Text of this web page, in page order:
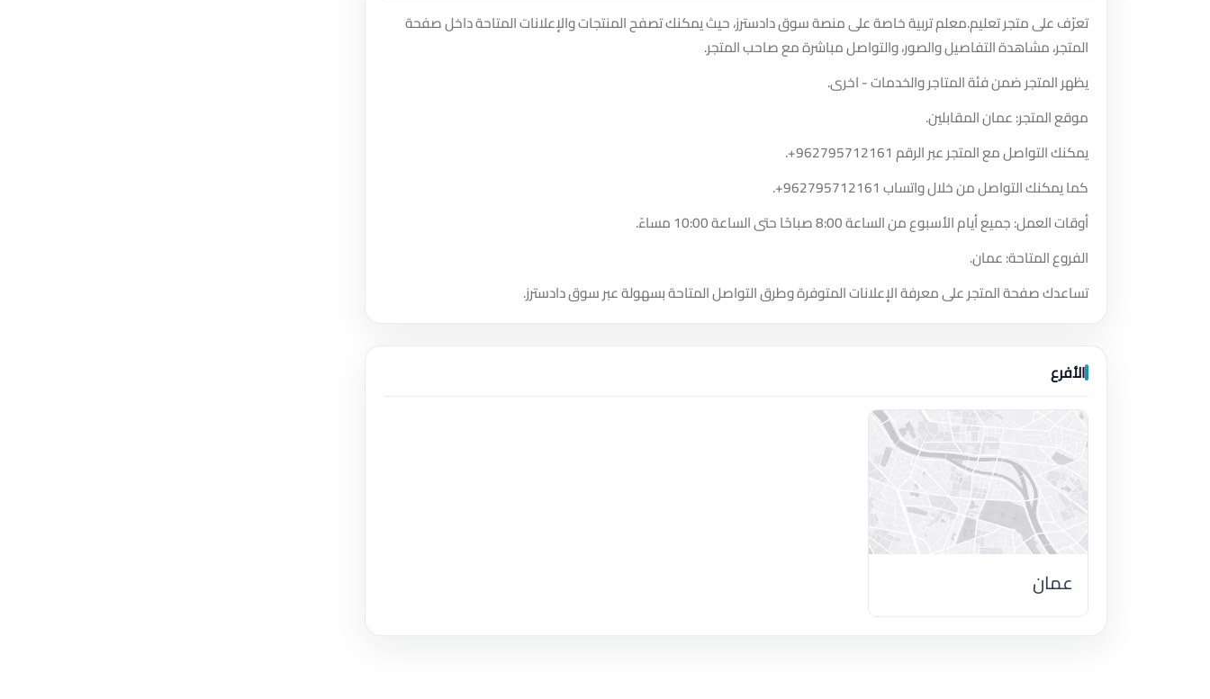
تعرّف على متجر تعليم.معلم تربية خاصة على منصة سوق دادسترز، حيث يمكنك تصفح المنتجات والإعلانات المتاحة داخل صفحة
المتجر، مشاهدة التفاصيل والصور، والتواصل مباشرة مع صاحب المتجر.
يظهر المتجر ضمن فئة المتاجر والخدمات - اخرى.
موقع المتجر: عمان المقابلين.
يمكنك التواصل مع المتجر عبر الرقم +962795712161
.
كما يمكنك التواصل من خلال واتساب +962795712161
.
أوقات العمل: جميع أيام الأسبوع من الساعة 8:00 صباحًا حتى الساعة 10:00 مساءً.
الفروع المتاحة: عمان.
تساعدك صفحة المتجر على معرفة الإعلانات المتوفرة وطرق التواصل المتاحة بسهولة عبر سوق دادسترز.
الأفرع
عمان